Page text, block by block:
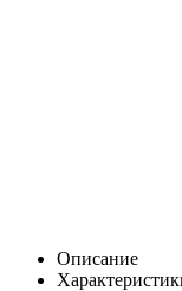
Описание